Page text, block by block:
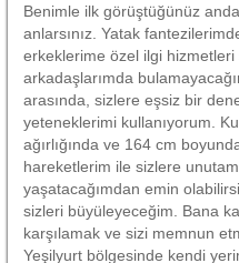
Benimle ilk görüştüğünüz
anlarsınız. Yatak
erkeklerime özel ilgi
arkadaşlarımda
arasında, sizlere eşsiz bir
yeteneklerimi kullanıyorum.
ağırlığında ve 164 cm
hareketlerim ile sizlere
yaşatacağımdan emin
sizleri büyüleyeceğim. Bana
karşılamak ve sizi memnun
Yeşilyurt bölgesinde kendi